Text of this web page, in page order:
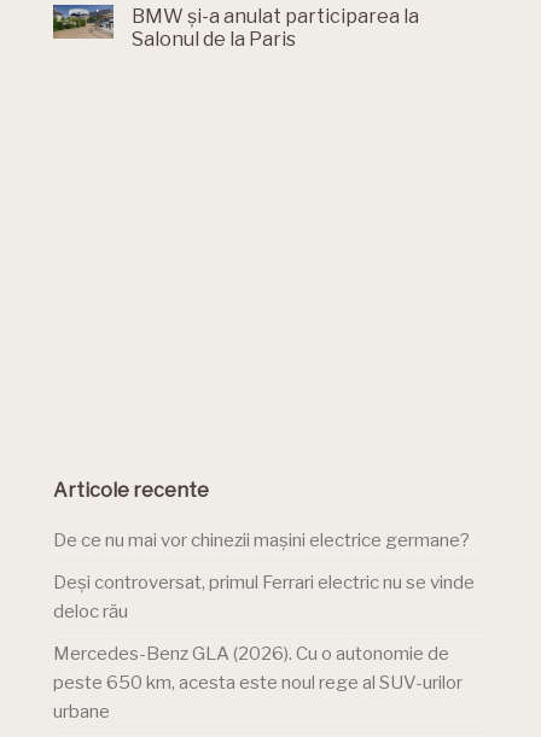
BMW și-a anulat participarea la
Salonul de la Paris
Articole recente
De ce nu mai vor chinezii mașini electrice germane?
Deși controversat, primul Ferrari electric nu se vinde
deloc rău
Mercedes-Benz GLA (2026). Cu o autonomie de
peste 650 km, acesta este noul rege al SUV-urilor
urbane